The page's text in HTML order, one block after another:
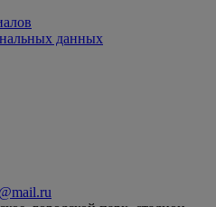
данных